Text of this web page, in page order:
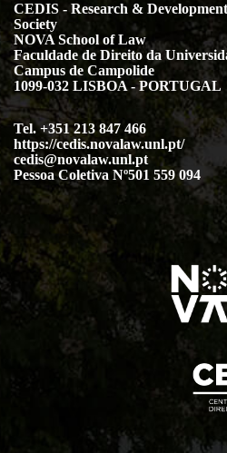
CEDIS - Research &
Society
NOVA School of Law
Faculdade de Direito da
Campus de Campolide
1099-032 LISBOA - PORTUGAL
Tel. +351 213 847 466
https://cedis.novalaw.unl.pt/
cedis@novalaw.unl.pt
Pessoa Coletiva Nº501 559 094